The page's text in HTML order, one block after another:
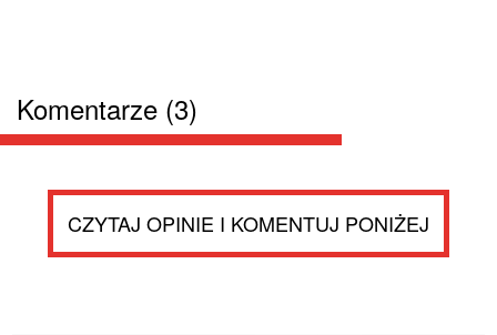
Komentarze (3)
CZYTAJ OPINIE I KOMENTUJ PONIŻEJ